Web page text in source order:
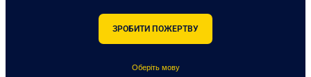
ЗРОБИТИ ПОЖЕРТВУ
Оберіть мову